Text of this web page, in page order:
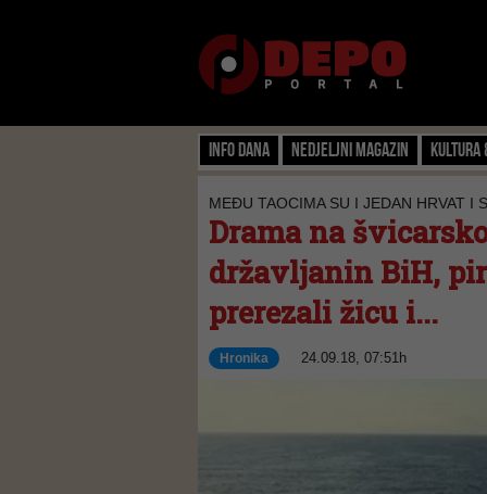
Info dana Nedjeljni magazin Kultura
MEĐU TAOCIMA SU I JEDAN HRVAT I
Drama na
državljanin BiH,
prerezali žicu i...
Hronika 24.09.18, 07:51h